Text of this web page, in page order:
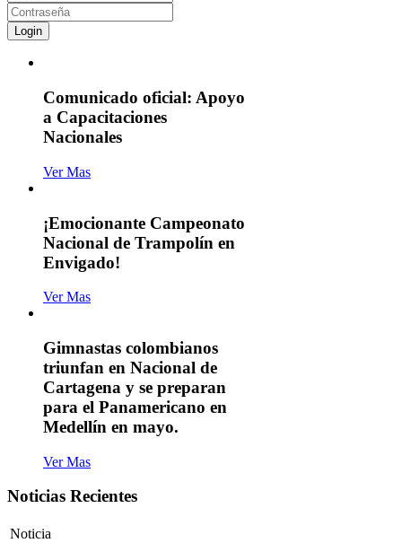
Login
Comunicado oficial: Apoyo
a Capacitaciones
Nacionales
Ver Mas
¡Emocionante Campeonato
Nacional de Trampolín en
Envigado!
Ver Mas
Gimnastas colombianos
triunfan en Nacional de
Cartagena y se preparan
para el Panamericano en
Medellín en mayo.
Ver Mas
Noticias Recientes
Noticia